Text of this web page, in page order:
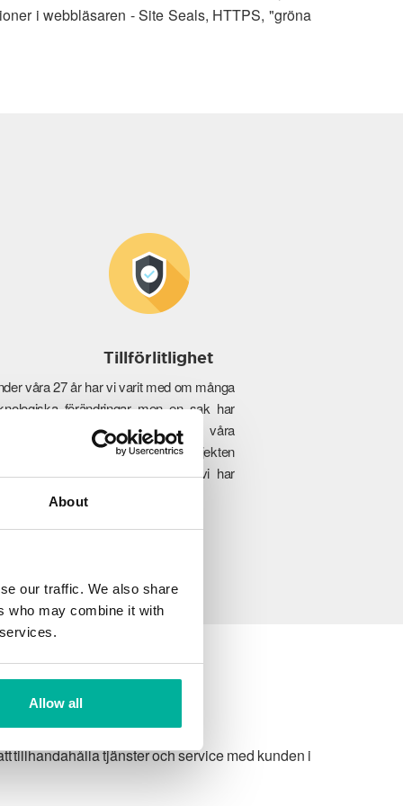
About
our traffic. We also share
who may combine it with
Allow all
i webbläsaren - Site Seals, HTTPS, "gröna
Tillförlitlighet
våra 27 år har vi varit med om många
förändringar men en sak har
förändrats, engagemanget i våra
framgång. Från de minsta projekten
fullskaliga företagsverksamheter, vi har
som passar er perfekt.
tillhandahålla tjänster och service med kunden i